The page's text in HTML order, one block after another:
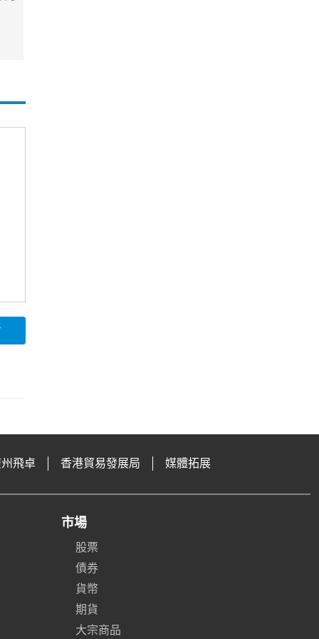
飛卓 香港貿易發展局 媒體拓展
市場
股票
債券
貨幣
期貨
大宗商品